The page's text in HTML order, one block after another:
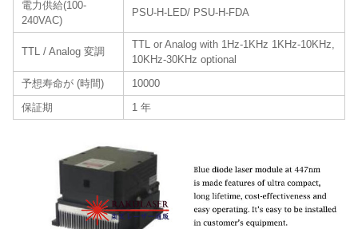
電力供給(100-
240VAC)
PSU-H-LED/ PSU-H-FDA
TTL / Analog 変調
TTL or Analog with 1Hz-1KHz 1KHz-10KHz,
10KHz-30KHz optional
予想寿命が (時間)
10000
保証期
1 年